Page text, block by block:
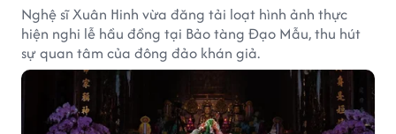
Nghệ sĩ Xuân Hinh vừa đăng tải loạt hình ảnh thực
hiện nghi lễ hầu đồng tại Bảo tàng Đạo Mẫu, thu hút
sự quan tâm của đông đảo khán giả.